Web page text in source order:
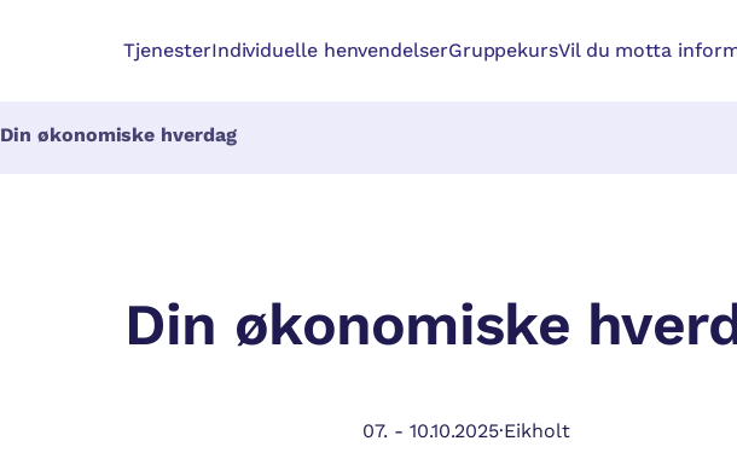
TjenesterIndividuelle henvendelserGruppekursVil du motta
Din økonomiske hverdag
Din økonomiske
07. - 10.10.2025·Eikholt